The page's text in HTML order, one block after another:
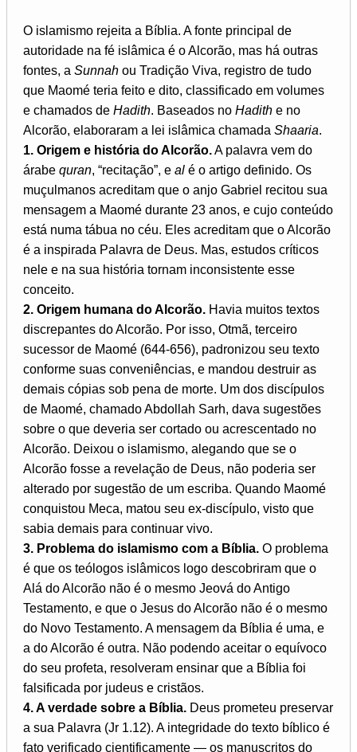
O islamismo rejeita a Bíblia. A fonte principal de
autoridade na fé islâmica é o Alcorão, mas há outras
fontes, a Sunnah ou Tradição Viva, registro de tudo
que Maomé teria feito e dito, classificado em volumes
e chamados de Hadith. Baseados no Hadith e no
Alcorão, elaboraram a lei islâmica chamada Shaaria.
1. Origem e história do Alcorão.A palavra vem do
árabe quran, “recitação”, e al é o artigo definido. Os
muçulmanos acreditam que o anjo Gabriel recitou sua
mensagem a Maomé durante 23 anos, e cujo conteúdo
está numa tábua no céu. Eles acreditam que o Alcorão
é a inspirada Palavra de Deus. Mas, estudos críticos
nele e na sua história tornam inconsistente esse
conceito.
2. Origem humana do Alcorão. Havia muitos textos
discrepantes do Alcorão. Por isso, Otmã, terceiro
sucessor de Maomé (644-656), padronizou seu texto
conforme suas conveniências, e mandou destruir as
demais cópias sob pena de morte. Um dos discípulos
de Maomé, chamado Abdollah Sarh, dava sugestões
sobre o que deveria ser cortado ou acrescentado no
Alcorão. Deixou o islamismo, alegando que se o
Alcorão fosse a revelação de Deus, não poderia ser
alterado por sugestão de um escriba. Quando Maomé
conquistou Meca, matou seu ex-discípulo, visto que
sabia demais para continuar vivo.
3. Problema do islamismo com a Bíblia. O problema
é que os teólogos islâmicos logo descobriram que o
Alá do Alcorão não é o mesmo Jeová do Antigo
Testamento, e que o Jesus do Alcorão não é o mesmo
do Novo Testamento. A mensagem da Bíblia é uma, e
a do Alcorão é outra. Não podendo aceitar o equívoco
do seu profeta, resolveram ensinar que a Bíblia foi
falsificada por judeus e cristãos.
4. A verdade sobre a Bíblia. Deus prometeu preservar
a sua Palavra (Jr 1.12). A integridade do texto bíblico é
fato verificado cientificamente — os manuscritos do